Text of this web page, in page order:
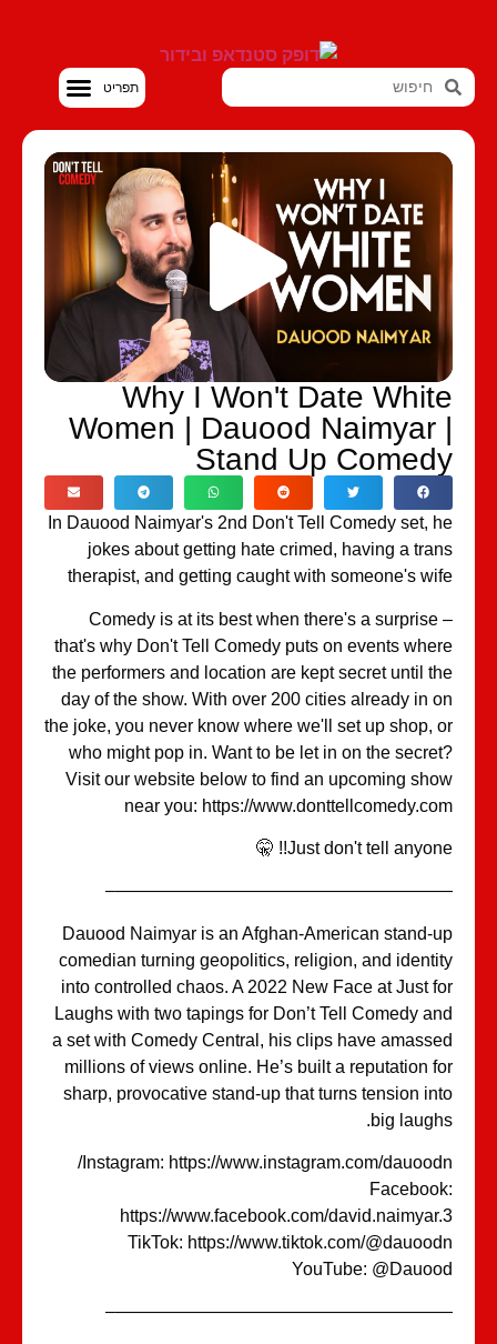
Why I Won't Date
Women | Dauood Naimyar
Stand Up
In Dauood Naimyar's 2nd Don't Tell Comedy set,
jokes about getting hate crimed, having a
therapist, and getting caught with someone's
Comedy is at its best when there's a surprise
that's why Don't Tell Comedy puts on events
the performers and location are kept secret until
day of the show. With over 200 cities already in
the joke, you never know where we'll set up shop,
who might pop in. Want to be let in on the
Visit our website below to find an upcoming
near you: https://
Just don't tell anyone!!
Dauood Naimyar is an Afghan-American stand-
comedian turning geopolitics, religion, and
into controlled chaos. A 2022 New Face at Just
Laughs with two tapings for Don’t Tell Comedy
a set with Comedy Central, his clips have
millions of views online. He’s built a reputation
sharp, provocative stand-up that turns tension
big
Instagram: https://www.instagram.com/
https://www.facebook.com/
TikTok: https://www.tiktok.com/
YouTube: